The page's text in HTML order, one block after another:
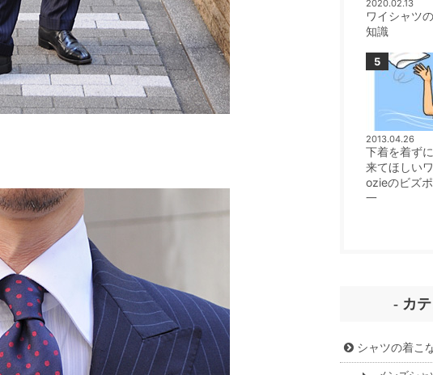
2020.02.13
ワイシャツ
知識
2013.04.26
下着を着ず
来てほしい
ozieのビズ
一
- カ
シャツの着こ